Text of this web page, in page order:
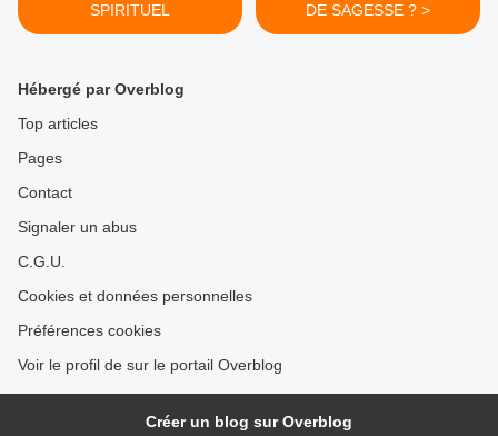
SPIRITUEL
DE SAGESSE ? >
Hébergé par Overblog
Top articles
Pages
Contact
Signaler un abus
C.G.U.
Cookies et données personnelles
Préférences cookies
Voir le profil de sur le portail Overblog
Créer un blog sur Overblog